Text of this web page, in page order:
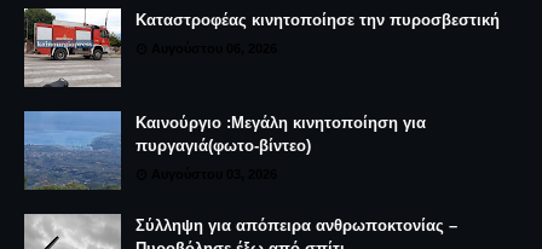
Καταστροφέας κινητοποίησε την πυροσβεστική
Καινούργιο :Μεγάλη κινητοποίηση για
πυργαγιά(φωτο-βίντεο)
Σύλληψη για απόπειρα ανθρωποκτονίας –